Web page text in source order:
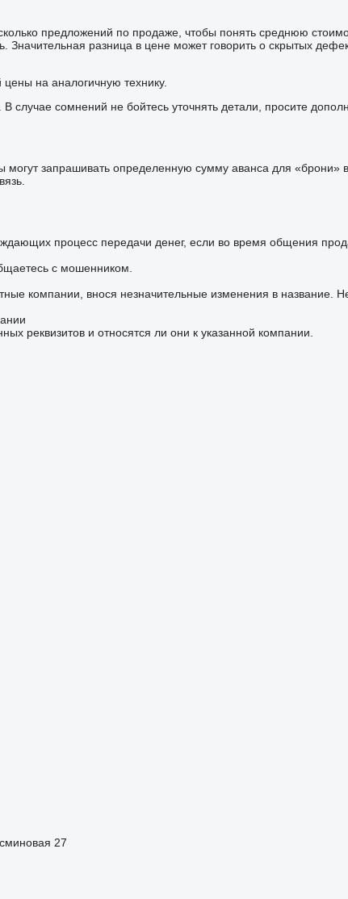
предложений по продаже, чтобы понять среднюю
разница в цене может говорить о скрытых
на аналогичную технику.
случае сомнений не бойтесь уточнять детали, просите
запрашивать определенную сумму аванса для «брони»
процесс передачи денег, если во время общения
с мошенником.
компании, внося незначительные изменения в название.
реквизитов и относятся ли они к указанной компании.
27